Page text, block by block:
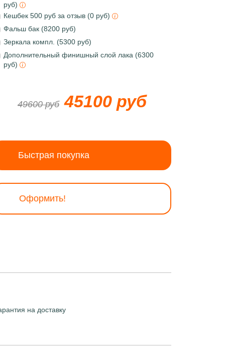
руб)
Кешбек 500 руб за отзыв (0 руб)
Фальш бак (8200 руб)
Зеркала компл. (5300 руб)
Дополнительный финишный слой лака (6300
руб)
49600 руб 45100 руб
Быстрая покупка
Оформить!
на доставку